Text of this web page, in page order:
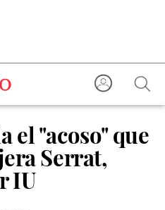
el "acoso" que
Serrat,
IU